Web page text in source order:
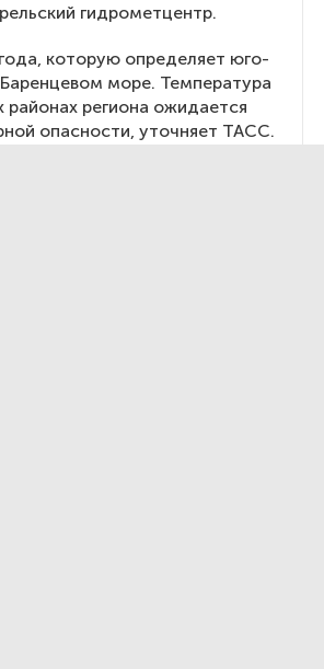
гидрометцентр.
которую определяет юго-
море. Температура
районах региона ожидается
опасности, уточняет ТАСС.